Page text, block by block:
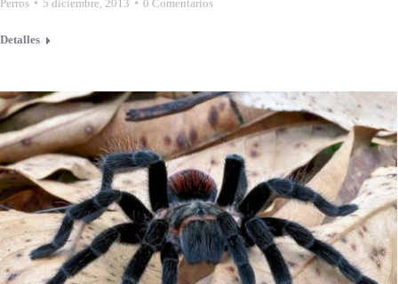
Perros 5 diciembre, 2013 0 Comentarios
Detalles